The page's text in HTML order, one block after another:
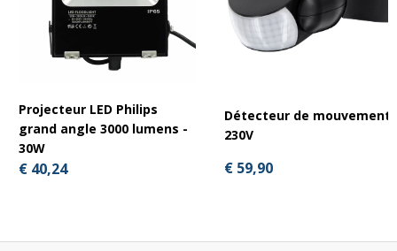
Projecteur LED Philips
grand angle 3000 lumens -
30W
€ 40,24
Détecteur de mouvement
230V
€ 59,90